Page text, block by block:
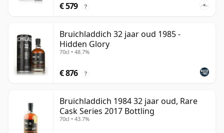
€ 579 ?
Bruichladdich 32 jaar oud 1985 -
Hidden Glory
70cl • 48.7%
€ 876 ?
Bruichladdich 1984 32 jaar oud, Rare
Cask Series 2017 Bottling
70cl • 43.7%